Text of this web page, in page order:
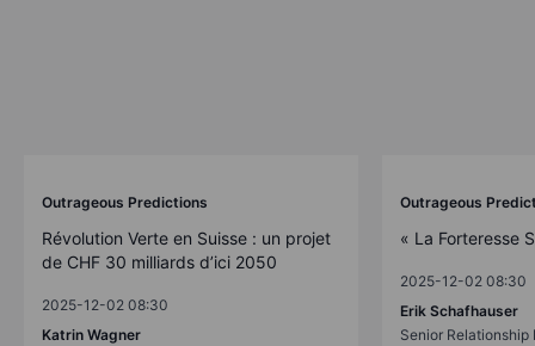
Outrageous Predictions
Révolution Verte en Suisse : un projet
de CHF 30 milliards d’ici 2050
2025-12-02 08:30
Katrin Wagner
Outrageous
« La Forteresse
2025-12-02 08:30
Erik Schafhauser
Senior Relationship